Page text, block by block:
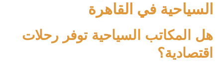
السياحية في القاهرة
هل المكاتب السياحية توفر رحلات
اقتصادية؟